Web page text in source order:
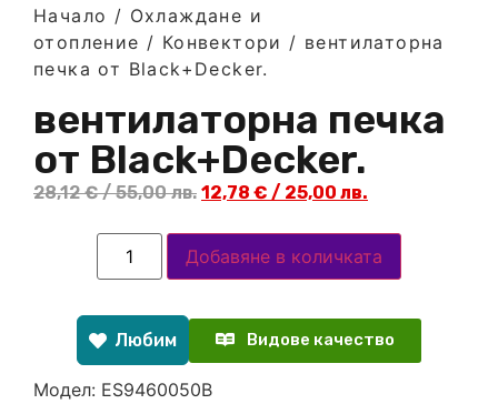
Начало / Охлаждане и
отопление / Конвектори / вентилаторна
печка от Black+Decker.
вентилаторна печка
от Black+Decker.
28,12€/ 55,00 лв. 12,78 € / 25,00 лв.
Добавяне в количката
Любим Видове качество
Модел: ES9460050B